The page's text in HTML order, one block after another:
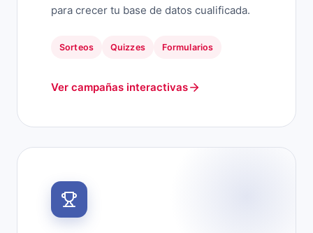
para crecer tu base de datos cualificada.
Sorteos Quizzes Formularios
Ver campañas interactivas